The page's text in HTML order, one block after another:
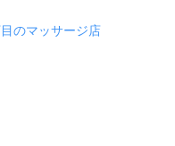
のマッサージ店